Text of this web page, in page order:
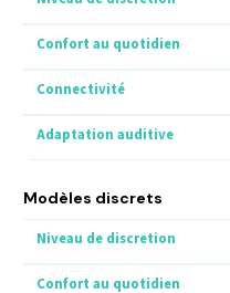
Modèles discrets